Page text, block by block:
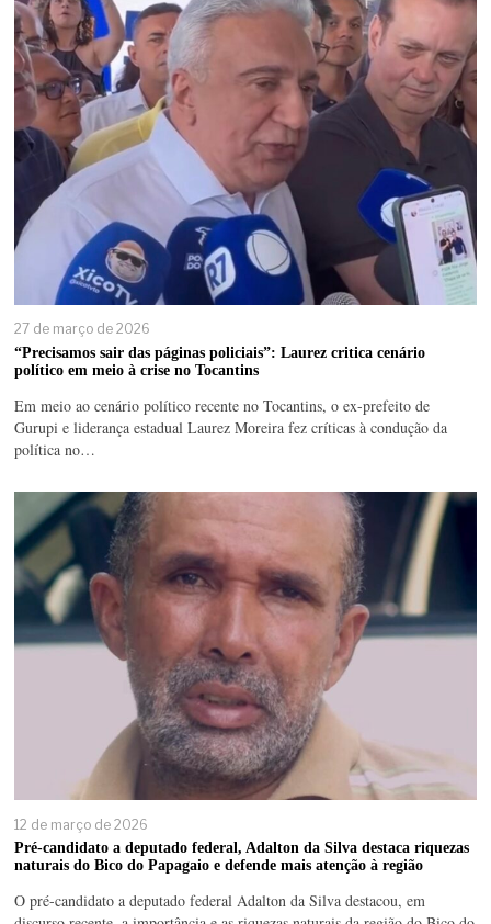
27 de março de 2026
“Precisamos sair das páginas policiais”: Laurez critica cenário
político em meio à crise no Tocantins
Em meio ao cenário político recente no Tocantins, o ex-prefeito de
Gurupi e liderança estadual Laurez Moreira fez críticas à condução da
política no…
12 de março de 2026
Pré-candidato a deputado federal, Adalton da Silva destaca riquezas
naturais do Bico do Papagaio e defende mais atenção à região
O pré-candidato a deputado federal Adalton da Silva destacou, em